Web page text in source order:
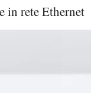
in rete Ethernet